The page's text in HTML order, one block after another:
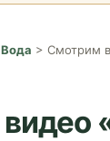
Вода > Смотрим